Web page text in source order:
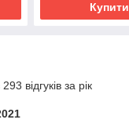
Купити
відгуків за рік